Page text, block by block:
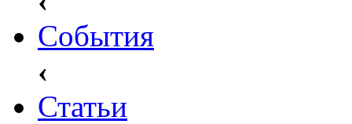
События
‹
Статьи